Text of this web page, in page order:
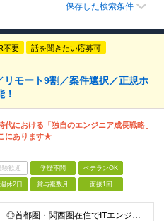
保存した検索条件
不要 話を聞きたい応募可
モート9割／案件選択／正規ホ
における「独自のエンジニア成⻑戦略」
にあります★
験歓迎 学歴不問 ベテランOK
休2日 賞与複数月 面接1回
【必須条件】 ◎首都圏・関西圏在住でITエンジニアとしての実務経験が3年以上ある⽅（開発・インフラいずれも歓迎） →首都圏（東京、神奈川、千葉、埼玉）、関西圏（大阪、兵庫、京都）在住のITエンジニア採